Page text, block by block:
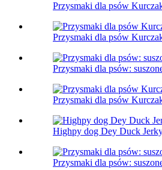
Przysmaki dla psów
Przysmaki dla psów
Przysmaki dla psów:
Przysmaki dla psów
Highpy dog ​​Dey Duck
Przysmaki dla psów: